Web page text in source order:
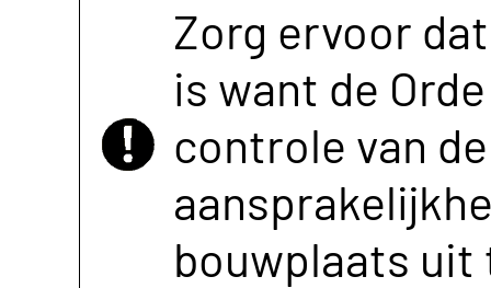
Zorg ervoor
is want de
controle van
bouwplaats uit